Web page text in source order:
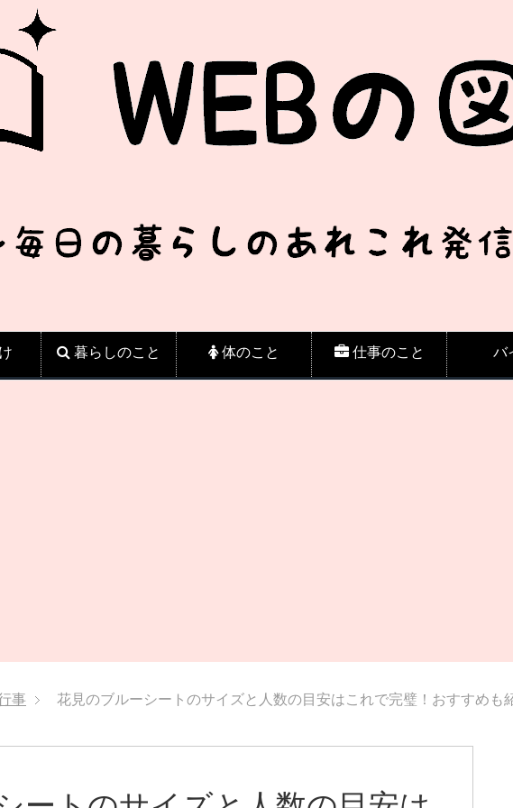
暮らしのこと 体のこと 仕事のこと バ
事 花見のブルーシートのサイズと人数の目安はこれで完璧！おすすめも